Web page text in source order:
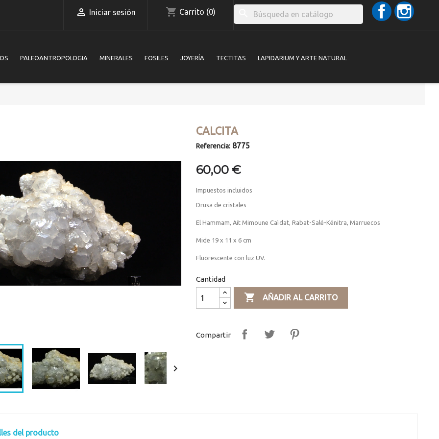
 Iniciar sesión shopping_cart Carrito (0)
Facebook
PALEOANTROPOLOGIA MINERALES FOSILES JOYERÍA TECTITAS LAPIDARIUM Y ARTE NATURAL

CALCITA
Referencia: 8775
60,00 €
Impuestos incluidos
Drusa de cristales
El Hammam, Ait Mimoune Caïdat, Rabat-Salé-Kénitra, Marruecos
Mide 19 x 11 x 6 cm
Fluorescente con luz UV.
Cantidad
 AÑADIR AL CARRITO
Compartir
del producto